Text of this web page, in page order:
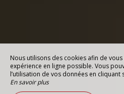
Nous utilisons des cookies afin de
expérience en ligne possible. Vous
l’utilisation de vos données en cliquant
En savoir plus